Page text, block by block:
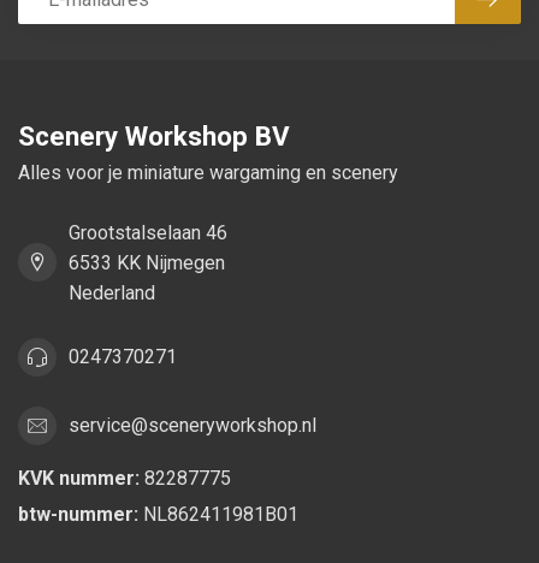
Scenery Workshop BV
Alles voor je miniature wargaming en scenery
Grootstalselaan 46
6533 KK Nijmegen
Nederland
0247370271
service@sceneryworkshop.nl
KVK nummer: 82287775
btw-nummer: NL862411981B01